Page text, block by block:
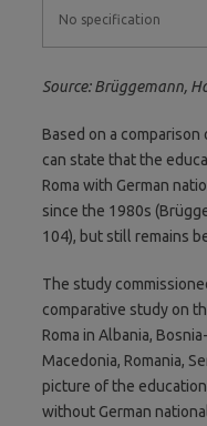
No specification
Source: Brüggemann,
Based on a
can state that the
Roma with German
since the 1980s
104), but still remains
The study
comparative study on
Roma in Albania,
Macedonia, Romania,
picture of the
without German